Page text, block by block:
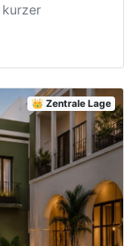
👑 Zentrale Lage